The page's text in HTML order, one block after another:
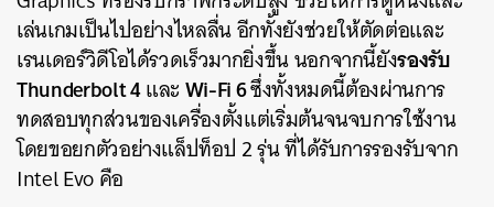
เล่นเกมเป็นไปอย่างไหลลื่น อีกทั้งยังช่วยให้ตัดต่อและ
เรนเดอร์วิดีโอได้รวดเร็วมากยิ่งขึ้นนอกจากนี้ยังรองรับ
Thunderbolt 4และWi-Fi 6ซึ่งทั้งหมดนี้ต้องผ่านการ
ทดสอบทุกส่วนของเครื่องตั้งแต่เริ่มต้นจนจบการใช้งาน
โดยขอยกตัวอย่างแล็ปท็อป 2 รุ่น ที่ได้รับการรองรับจาก
Intel Evo คือ